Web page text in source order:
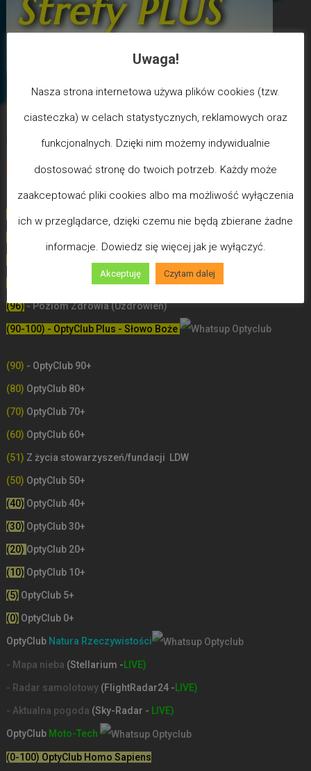
Biegun Maksymalizmu -Poziom wcześniejszej śmierci
biologicznej
- Poziom Mądrości
(96)- Poziom Zdrowia (Uzdrowień)
(90-100) - OptyClub Plus - Słowo Boże
(90) - OptyClub 90+
(80) OptyClub 80+
(70) OptyClub 70+
(60) OptyClub 60+
(51) Z życia stowarzyszeń/fundacji LDW
(50) OptyClub 50+
(40) OptyClub 40+
(30) OptyClub 30+
(20) OptyClub 20+
(10) OptyClub 10+
(5) OptyClub 5+
(0) OptyClub 0+
OptyClub Natura Rzeczywistości
- Mapa nieba (Stellarium -LIVE)
- Radar samolotowy (FlightRadar24 -LIVE)
- Aktualna pogoda (Sky-Radar - LIVE)
OptyClub Moto-Tech
(0-100) OptyClub Homo Sapiens
Uwaga!
Nasza strona internetowa używa plików cookies (tzw.
ciasteczka) w celach statystycznych, reklamowych oraz
funkcjonalnych. Dzięki nim możemy indywidualnie
dostosować stronę do twoich potrzeb. Każdy może
zaakceptować pliki cookies albo ma możliwość wyłączenia
ich w przeglądarce, dzięki czemu nie będą zbierane żadne
informacje. Dowiedz się więcej jak je wyłączyć.
Akceptuję Czytam dalej